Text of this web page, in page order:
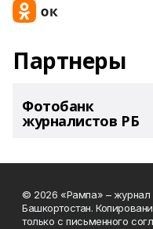
Партнеры
Фотобанк
журналистов РБ
© 2026 «Рампа» – журнал
Башкортостан.
только с письменного